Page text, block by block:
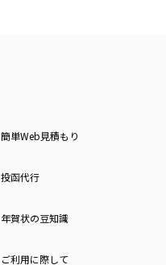
簡単Web見積もり
投函代行
年賀状の豆知識
ご利用に際して